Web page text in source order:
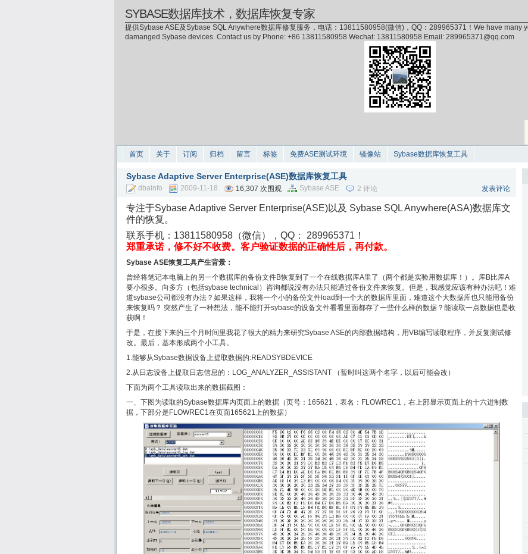
SYBASE数据库技术，数据库恢复专家
提供Sybase ASE及Sybase SQL Anywhere数据库修复服务，电话：13811580958(微信)，QQ：289965371！We have many
damanged Sybase devices. Contact us by Phone: +86 13811580958 Wechat: 13811580958 Email: 289965371@qq.com
首页 关于 订阅 归档 留言 标签 免费ASE测试环境 镜像站 Sybase数据库恢复工具
Sybase Adaptive Server Enterprise(ASE)数据库恢复工具
dbainfo 2009-11-18 16,307 次围观 Sybase ASE 2 评论 发表评论
专注于Sybase Adaptive Server Enterprise(ASE)以及 Sybase SQL Anywhere(ASA)数据库文
件的恢复。
联系手机： 13811580958（微信），QQ： 289965371！
郑重承诺，修不好不收费。客户验证数据的正确性后，再付款。
Sybase ASE恢复工具产生背景：
曾经将笔记本电脑上的另一个数据库的备份文件B恢复到了一个在线数据库A里了（两个都是实验用数据库！）。库B比库A
要小很多。向多方（包括sybase technical）咨询都说没有办法只能通过备份文件来恢复。但是，我感觉应该有种办法吧！难
道sybase公司都没有办法？如果这样，我将一个小的备份文件load到一个大的数据库里面，难道这个大数据库也只能用备份
来恢复吗？ 突然产生了一种想法，能不能打开sybase的设备文件看看里面都存了一些什么样的数据？能读取一点数据也是收
获啊！
于是，在接下来的三个月时间里我花了很大的精力来研究Sybase ASE的内部数据结构，用VB编写读取程序，并反复测试修
改。最后，基本形成两个小工具。
1.能够从Sybase数据设备上提取数据的:READSYBDEVICE
2.从日志设备上提取日志信息的：LOG_ANALYZER_ASSISTANT （暂时叫这两个名字，以后可能会改）
下面为两个工具读取出来的数据截图：
一、下图为读取的Sybase数据库内页面上的数据（页号：165621，表名：FLOWREC1，右上部显示页面上的十六进制数
据，下部分是FLOWREC1在页面165621上的数据）